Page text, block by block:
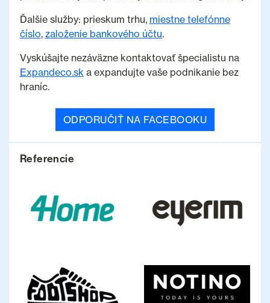
Ďalšie služby: prieskum trhu, miestne telefónne
číslo, založenie bankového účtu.
Vyskúšajte nezáväzne kontaktovať špecialistu na
Expandeco.ska expandujte vaše podnikanie bez
hraníc.
ODPORUČIŤ NA FACEBOOKU
Referencie